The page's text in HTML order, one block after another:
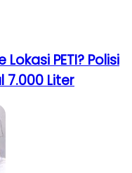
PETI? Polisi
7.000 Liter